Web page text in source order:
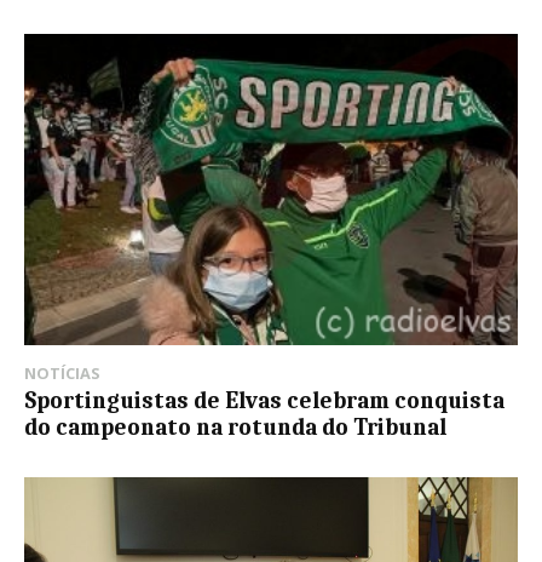
NOTÍCIAS
Sportinguistas de Elvas celebram conquista
do campeonato na rotunda do Tribunal